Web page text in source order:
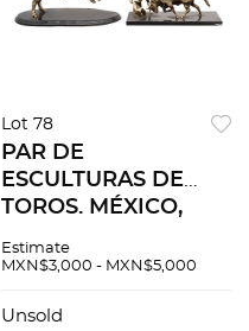
Lot 78
PAR DE
ESCULTURAS DE
TOROS. MÉXICO,
latón dorado. Una
otra con base de
Estimate
MXN$3,000 - MXN$5,000
Unsold